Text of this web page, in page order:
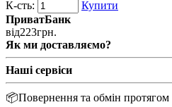
К-сть:
Купити
ПриватБанк
від223грн.
Як ми доставляємо?
Наші сервіси
📦Повернення та обмін протягом